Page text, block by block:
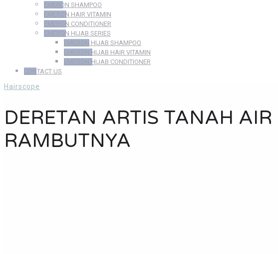
EMERON SHAMPOO
EMERON HAIR VITAMIN
EMERON CONDITIONER
EMERON HIJAB SERIES
EMERON HIJAB SHAMPOO
EMERON HIJAB HAIR VITAMIN
EMERON HIJAB CONDITIONER
CONTACT US
Hairscope
DERETAN ARTIS TANAH
RAMBUTNYA